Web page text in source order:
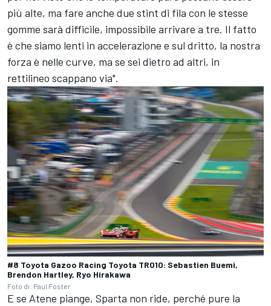
più alte, ma fare anche due stint di fila con le stesse
gomme sarà difficile, impossibile arrivare a tre. Il fatto
è che siamo lenti in accelerazione e sul dritto, la nostra
forza è nelle curve, ma se sei dietro ad altri, in
rettilineo scappano via".
#8 Toyota Gazoo Racing Toyota TR010: Sebastien Buemi,
Brendon Hartley, Ryo Hirakawa
Foto di: Paul Foster
E se Atene piange, Sparta non ride, perché pure la